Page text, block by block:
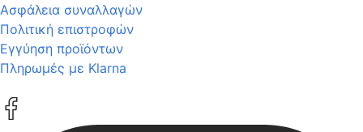
Ασφάλεια συναλλαγών
Πολιτική επιστροφών
Εγγύηση προϊόντων
Πληρωμές με Klarna